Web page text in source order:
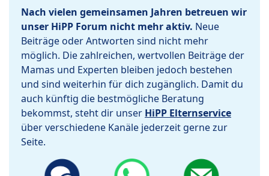
Nach vielen gemeinsamen Jahren betreuen wir
unser HiPP Forum nicht mehr aktiv. Neue
Beiträge oder Antworten sind nicht mehr
möglich. Die zahlreichen, wertvollen Beiträge der
Mamas und Experten bleiben jedoch bestehen
und sind weiterhin für dich zugänglich. Damit du
auch künftig die bestmögliche Beratung
bekommst, steht dir unser HiPP Elternservice
über verschiedene Kanäle jederzeit gerne zur
Seite.